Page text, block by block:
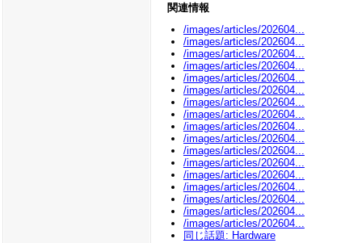
関連情報
/images/articles/202604...
/images/articles/202604...
/images/articles/202604...
/images/articles/202604...
/images/articles/202604...
/images/articles/202604...
/images/articles/202604...
/images/articles/202604...
/images/articles/202604...
/images/articles/202604...
/images/articles/202604...
/images/articles/202604...
/images/articles/202604...
/images/articles/202604...
/images/articles/202604...
/images/articles/202604...
/images/articles/202604...
同じ話題: Hardware